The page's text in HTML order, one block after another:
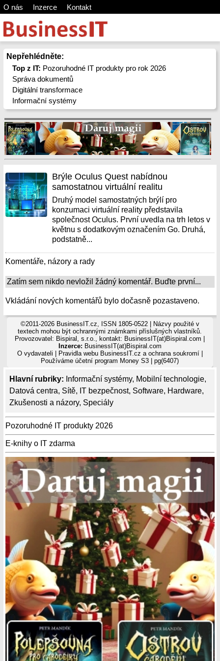
O nás Inzerce Kontakt
Nepřehlédněte:
Top z IT: Pozoruhodné IT produkty pro rok 2026
Správa dokumentů
Digitální transformace
Informační systémy
Hlavní rubriky: Informační systémy, Mobilní technologie,
Datová centra, Sítě, IT bezpečnost, Software, Hardware,
Zkušenosti a názory, Speciály
Pozoruhodné IT produkty 2026
E-knihy o IT zdarma
Brýle Oculus Quest nabídnou
samostatnou virtuální realitu
Druhý model samostatných brýlí pro
konzumaci virtuální reality představila
společnost Oculus. První uvedla na trh letos v
květnu s dodatkovým označením Go. Druhá,
podstatně...
Komentáře, názory a rady
Zatím sem nikdo nevložil žádný komentář. Buďte první...
Vkládání nových komentářů bylo dočasně pozastaveno.
©2011-2026 BusinessIT.cz, ISSN 1805-0522 | Názvy použité v
textech mohou být ochrannými známkami příslušných vlastníků.
Provozovatel: Bispiral, s.r.o., kontakt: BusinessIT(at)Bispiral.com |
Inzerce: BusinessIT(at)Bispiral.com
O vydavateli
Pravidla webu BusinessIT.cz a ochrana soukromí|
Používámeúčetní program Money S3 | pg(6407)